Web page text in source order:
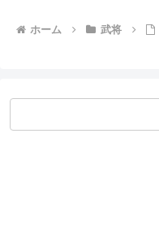
ホーム 武将